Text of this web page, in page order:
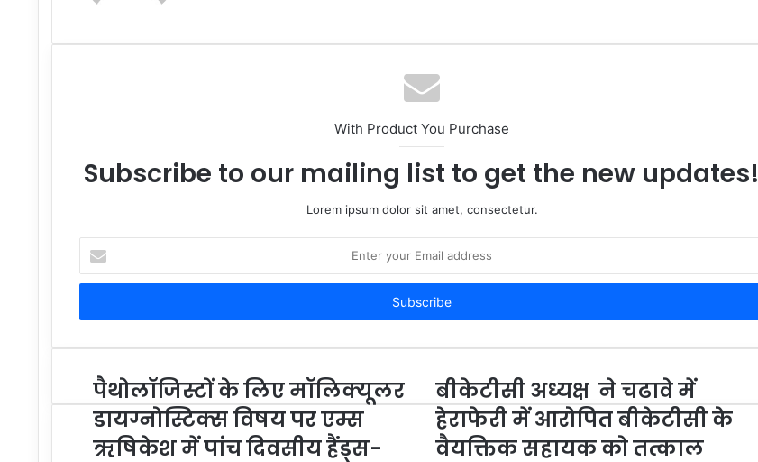
With Product You Purchase
Subscribe to our mailing list to get the new updates!
Lorem ipsum dolor sit amet, consectetur.
your
Email
पैथोलॉजिस्टों के लिए मॉलिक्यूलर
डायग्नोस्टिक्स विषय पर एम्स
ऋषिकेश में पांच दिवसीय हैंड्स-
बीकेटीसी अध्यक्ष ने चढावे में
हेराफेरी में आरोपित बीकेटीसी के
वैयक्तिक सहायक को तत्काल